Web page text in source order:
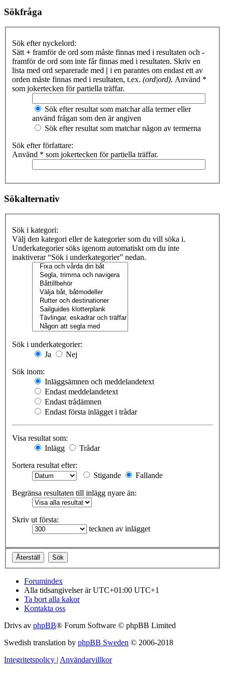
Sökfråga
Sök efter nyckelord:
Sätt + framför de ord som måste finnas med i resultaten och -
framför de ord som inte får finnas med i resultaten. Skriv en
lista med ord separerade med | i en parantes om endast ett av
orden måste finnas med i resultaten, t.ex. (ord|ord). Använd *
som jokertecken för partiella träffar.
Sök efter resultat som matchar alla termer eller
använd frågan som den är angiven
Sök efter resultat som matchar någon av termerna
Sök efter författare:
Använd * som jokertecken för partiella träffar.
Sökalternativ
Sök i kategori:
Välj den kategori eller de kategorier som du vill söka i.
Underkategorier söks igenom automatiskt om du inte
inaktiverar “Sök i underkategorier” nedan.
Sök i underkategorier:
Ja
Nej
Sök inom:
Inläggsämnen och meddelandetext
Endast meddelandetext
Endast trådämnen
Endast första inlägget i trådar
Visa resultat som:
Inlägg
Trådar
Sortera resultat efter:
Stigande
Fallande
Begränsa resultaten till inlägg nyare än:
Skriv ut första:
tecknen av inlägget
Forumindex
Alla tidsangivelser är UTC+01:00 UTC+1
Ta bort alla kakor
Kontakta oss
Drivs av phpBB® Forum Software © phpBB Limited
Swedish translation by phpBB Sweden © 2006-2018
Integritetspolicy | Användarvillkor